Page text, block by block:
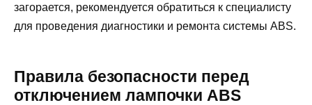
загорается, рекомендуется обратиться к специалисту
для проведения диагностики и ремонта системы ABS.
Правила безопасности перед
отключением лампочки ABS